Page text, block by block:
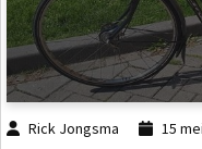
Rick Jongsma 15